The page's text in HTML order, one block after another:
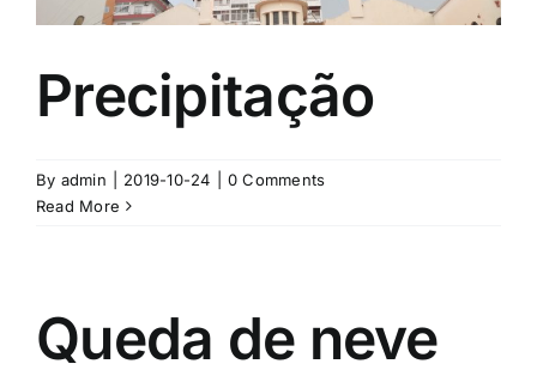
Precipitação
By admin 2019-10-24
0 Comments
Read More
Queda de neve